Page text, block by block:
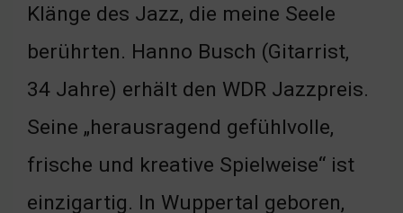
Klänge des Jazz, die meine Seele
berührten. Hanno Busch (Gitarrist,
34 Jahre) erhält den WDR Jazzpreis.
Seine „herausragend gefühlvolle,
frische und kreative Spielweise“ ist
einzigartig. In Wuppertal geboren,